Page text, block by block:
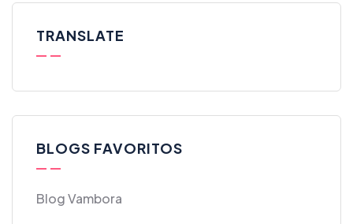
TRANSLATE
BLOGS FAVORITOS
Blog Vambora